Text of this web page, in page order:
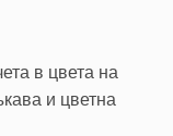
в цвета на
и цветна